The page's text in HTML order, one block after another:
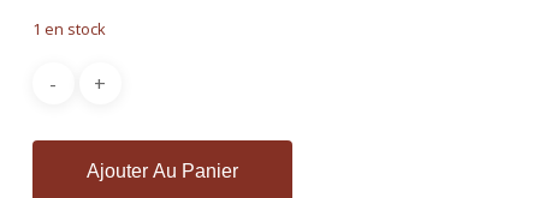
1 en stock
Ajouter Au Panier